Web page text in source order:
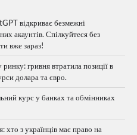
відкриває безмежні
акаунтів. Спілкуйтеся без
вже зараз!
гривня втратила позиції в
долара та євро.
курс у банках та обмінниках
з українців має право на